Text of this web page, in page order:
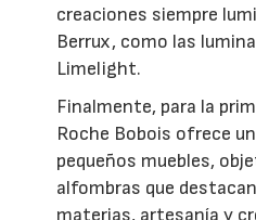
creaciones siempre
Berrux, como las
Limelight.
Finalmente, para la
Roche Bobois ofrece
pequeños muebles,
alfombras que
materias, artesanía y